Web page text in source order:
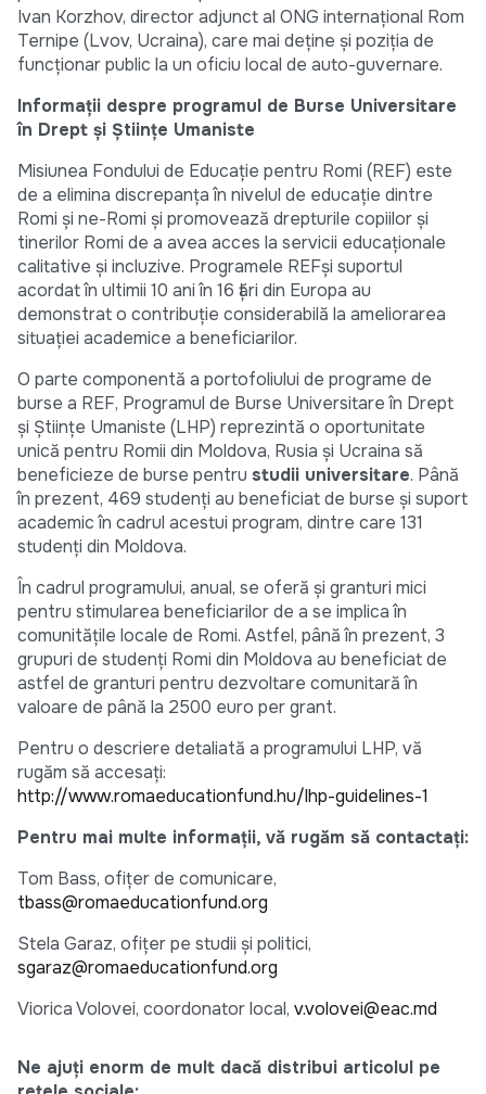
Ivan Korzhov, director adjunct al ONG internaţional Rom
Ternipe (Lvov, Ucraina), care mai deţine şi poziţia de
funcţionar public la un oficiu local de auto-guvernare.
Informaţii despre programul de Burse Universitare
în Drept şi Ştiinţe Umaniste
Misiunea Fondului de Educaţie pentru Romi (REF) este
de a elimina discrepanţa în nivelul de educaţie dintre
Romi şi ne-Romi și promovează drepturile copiilor şi
tinerilor Romi de a avea acces la servicii educaţionale
calitative şi incluzive. Programele REFşi suportul
acordat în ultimii 10 ani în 16 ţări din Europa au
demonstrat o contribuţie considerabilă la ameliorarea
situaţiei academice a beneficiarilor.
O parte componentă a portofoliului de programe de
burse a REF, Programul de Burse Universitare în Drept
şi Ştiinţe Umaniste (LHP) reprezintă o oportunitate
unică pentru Romii din Moldova, Rusia şi Ucraina să
beneficieze de burse pentru studii universitare. Până
în prezent, 469 studenți au beneficiat de burse și suport
academic în cadrul acestui program, dintre care 131
studenți din Moldova.
În cadrul programului, anual, se oferă și granturi mici
pentru stimularea beneficiarilor de a se implica în
comunitățile locale de Romi. Astfel, până în prezent, 3
grupuri de studenți Romi din Moldova au beneficiat de
astfel de granturi pentru dezvoltare comunitară în
valoare de până la 2500 euro per grant.
Pentru o descriere detaliată a programului LHP, vă
rugăm să accesaţi:
http://www.romaeducationfund.hu/lhp-guidelines-1
Pentru mai multe informaţii, vă rugăm să contactaţi:
Tom Bass, ofiţer de comunicare,
tbass@romaeducationfund.org
Stela Garaz, ofiţer pe studii şi politici,
sgaraz@romaeducationfund.org
Viorica Volovei, coordonator local, v.volovei@eac.md
Ne ajuți enorm de mult dacă distribui articolul pe